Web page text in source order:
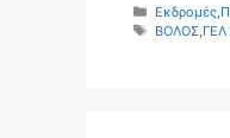
Κατηγορίες
Εκδρομές,
Ετικέτες
ΒΟΛΟΣ ΓΕΛ